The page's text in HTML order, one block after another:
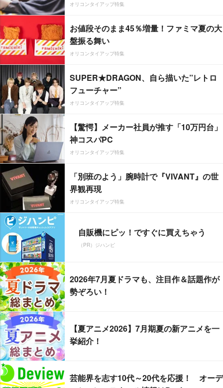
オリコンタイアップ特集
お値段そのまま45％増量！ファミマ夏の大
盤振る舞い
オリコンタイアップ特集
SUPER★DRAGON、自ら描いた”レトロ
フューチャー”
オリコンタイアップ特集
【驚愕】メーカー社員が推す「10万円台」
神コスパPC
オリコンタイアップ特集
「別班のよう」腕時計で『VIVANT』の世
界観再現
オリコンタイアップ特集
自販機にピッ！ですぐに買えちゃう
（PR）ジハンピ
2026年7月夏ドラマも、注目作＆話題作が
勢ぞろい！
【夏アニメ2026】7月期夏の新アニメを一
挙紹介！
芸能界を志す10代～20代を応援！ オーデ